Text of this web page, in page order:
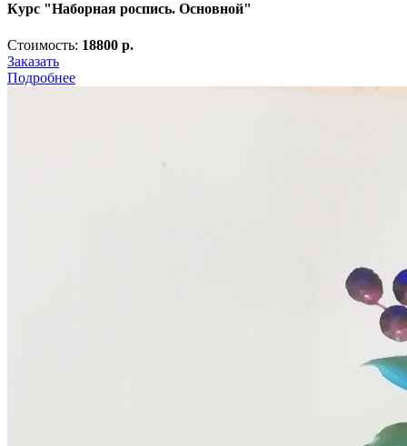
Курс "Наборная роспись. Основной"
Стоимость: 18800 р.
Заказать
Подробнее